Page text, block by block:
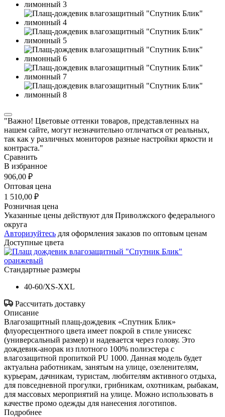
"Важно! Цветовые оттенки товаров, представленных на
нашем сайте, могут незначительно отличаться от реальных,
так как у различных мониторов разные настройки яркости и
контраста."
Сравнить
В избранное
906,00 ₽
Оптовая цена
1 510,00 ₽
Розничная цена
Указанные цены действуют для Приволжского федерального
округа
Авторизуйтесь для оформления заказов по оптовым ценам
Доступные цвета
Стандартные размеры
40-60/XS-XXL
Рассчитать доставку
Описание
Влагозащитный плащ-дождевик «Спутник Блик»
флуоресцентного цвета имеет покрой в стиле унисекс
(универсальный размер) и надевается через голову. Это
дождевик-анорак из плотного 100% полиэстера с
влагозащитной пропиткой PU 1000. Данная модель будет
актуальна работникам, занятым на улице, озеленителям,
курьерам, дачникам, туристам, любителям активного отдыха,
для повседневной прогулки, грибникам, охотникам, рыбакам,
для массовых мероприятий на улице. Можно использовать в
качестве промо одежды для нанесения логотипов.
Подробнее